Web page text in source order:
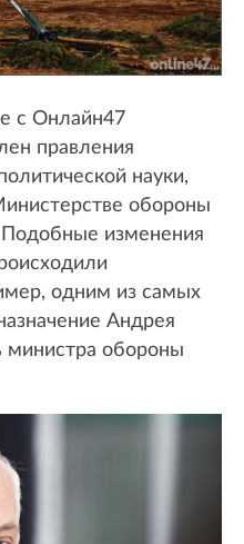
с Онлайн47
правления
науки,
обороны
Подобные изменения
одним из самых
Андрея
министра обороны